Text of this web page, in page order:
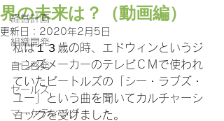
経営計画
組織開発
自己啓発
セールス
マーケティング
界の未来は？（動画編）
更新日： 2020年2月5日
私は１３歳の時、エドウィンというジ
ーンズメーカーのテレビＣＭで使われ
ていたビートルズの「シー・ラブズ・
ユー」という曲を聞いてカルチャーシ
ョックを受けました。